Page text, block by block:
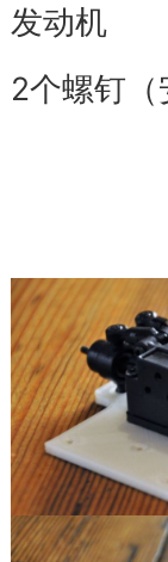
发动机
2个螺钉